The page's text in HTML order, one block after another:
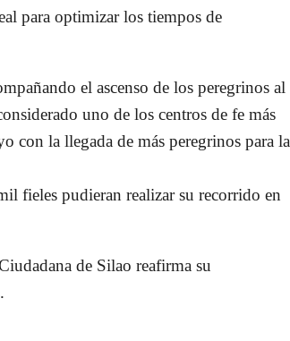
para optimizar los tiempos de
el ascenso de los peregrinos al
uno de los centros de fe más
con la llegada de más peregrinos para la
fieles pudieran realizar su recorrido en
de Silao reafirma su